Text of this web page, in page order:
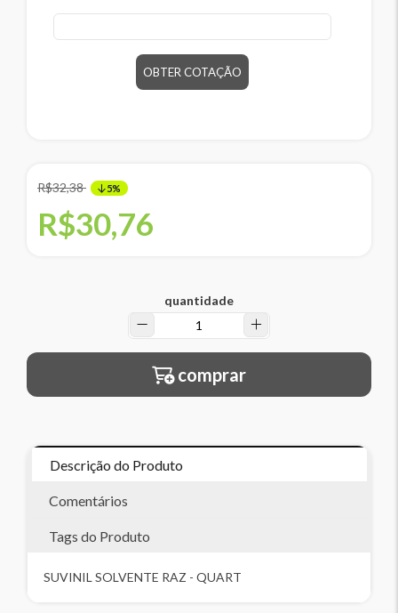
OBTER COTAÇÃO
R$32,38 5%
R$30,76
quantidade
comprar
Descrição do Produto
Comentários
Tags do Produto
SUVINIL SOLVENTE RAZ - QUART